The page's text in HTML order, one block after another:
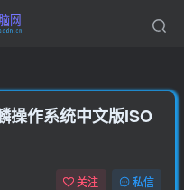
操作系统中文版ISO
关注 私信